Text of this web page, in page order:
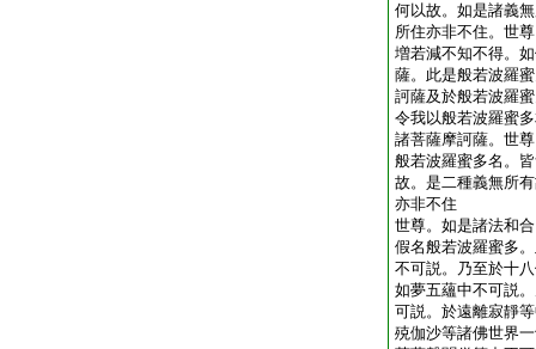
何以故。如是諸義
所住亦非不住。世
増若減不知不得。
薩。此是般若波羅
訶薩及於般若波羅
令我以般若波羅蜜
諸菩薩摩訶薩。世
般若波羅蜜多名。
故。是二種義無所
亦非不住
世尊。如是諸法和
假名般若波羅蜜多
不可説。乃至於十
如夢五蘊中不可説
可説。於遠離寂靜
殑伽沙等諸佛世界